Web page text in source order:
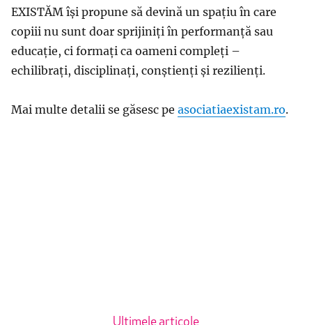
EXISTĂM își propune să devină un spațiu în care
copiii nu sunt doar sprijiniți în performanță sau
educație, ci formați ca oameni compleți –
echilibrați, disciplinați, conștienți și rezilienți.
Mai multe detalii se găsesc pe asociatiaexistam.ro.